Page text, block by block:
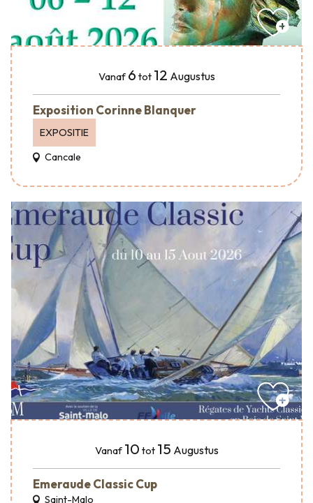
Vanaf 6 tot 12 Augustus
Exposition Corinne Blanquer
EXPOSITIE
Cancale
Vanaf 10 tot 15 Augustus
Emeraude Classic Cup
Saint-Malo